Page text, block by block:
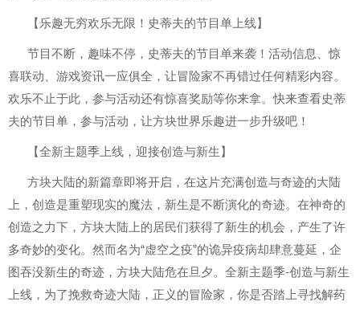
【乐趣无穷欢乐无限！史蒂夫的节目单上线】
节目不断，趣味不停，史蒂夫的节目单来袭！活动信息、惊
喜联动、游戏资讯一应俱全，让冒险家不再错过任何精彩内容。
欢乐不止于此，参与活动还有惊喜奖励等你来拿。快来查看史蒂
夫的节目单，参与活动，让方块世界乐趣进一步升级吧！
【全新主题季上线，迎接创造与新生】
方块大陆的新篇章即将开启，在这片充满创造与奇迹的大陆
上，创造是重塑现实的魔法，新生是不断演化的奇迹。在神奇的
创造之力下，方块大陆上的居民们获得了新生的机会，产生了许
多奇妙的变化。然而名为“虚空之疫”的诡异疫病却肆意蔓延，企
图吞没新生的奇迹，方块大陆危在旦夕。全新主题季-创造与新生
上线，为了挽救奇迹大陆，正义的冒险家，你是否踏上寻找解药